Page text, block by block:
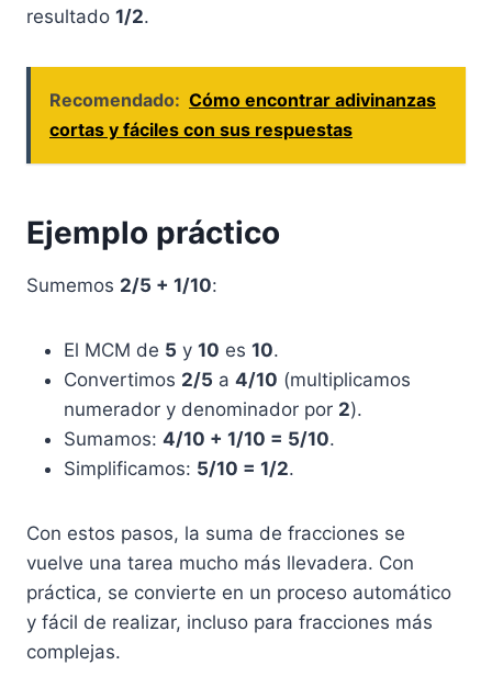
resultado 1/2.
Recomendado: Cómo encontrar adivinanzas
cortas y fáciles con sus respuestas
Ejemplo práctico
Sumemos 2/5 + 1/10:
El MCM de 5 y 10 es 10.
Convertimos 2/5 a 4/10 (multiplicamos
numerador y denominador por 2).
Sumamos: 4/10 + 1/10 = 5/10.
Simplificamos: 5/10 = 1/2.
Con estos pasos, la suma de fracciones se
vuelve una tarea mucho más llevadera. Con
práctica, se convierte en un proceso automático
y fácil de realizar, incluso para fracciones más
complejas.